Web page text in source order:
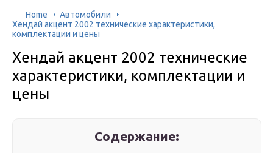
Home
Автомобили
Хендай акцент 2002 технические характеристики,
комплектации и цены
Хендай акцент 2002 технические
характеристики, комплектации и
цены
Содержание: